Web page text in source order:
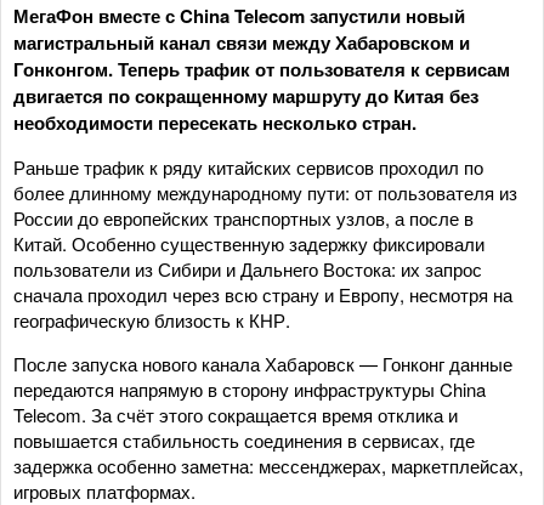
МегаФон вместе с China Telecom запустили новый
магистральный канал связи между Хабаровском и
Гонконгом. Теперь трафик от пользователя к сервисам
двигается по сокращенному маршруту до Китая без
необходимости пересекать несколько стран.
Раньше трафик к ряду китайских сервисов проходил по
более длинному международному пути: от пользователя из
России до европейских транспортных узлов, а после в
Китай. Особенно существенную задержку фиксировали
пользователи из Сибири и Дальнего Востока: их запрос
сначала проходил через всю страну и Европу, несмотря на
географическую близость к КНР.
После запуска нового канала Хабаровск — Гонконг данные
передаются напрямую в сторону инфраструктуры China
Telecom. За счёт этого сокращается время отклика и
повышается стабильность соединения в сервисах, где
задержка особенно заметна: мессенджерах, маркетплейсах,
игровых платформах.